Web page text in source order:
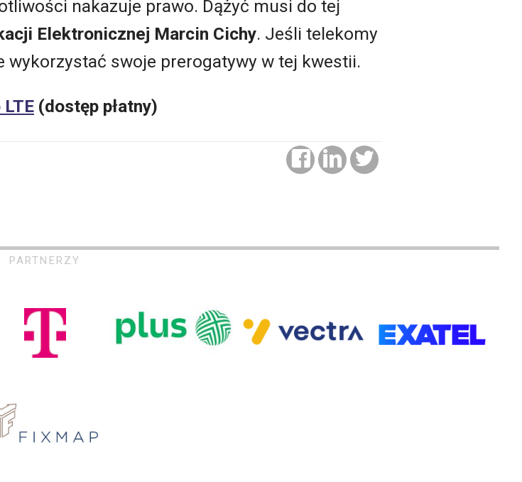
nakazuje prawo. Dążyć musi do tej
Elektronicznej Marcin Cichy. Jeśli telekomy
wykorzystać swoje prerogatywy w tej kwestii.
(dostęp płatny)
PARTNERZY